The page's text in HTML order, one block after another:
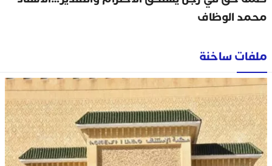
محمد الوظاف
ملفات ساخنة